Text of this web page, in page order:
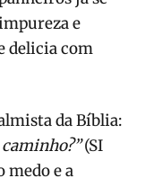
e
delicia com
da Bíblia:
(SI
medo e a